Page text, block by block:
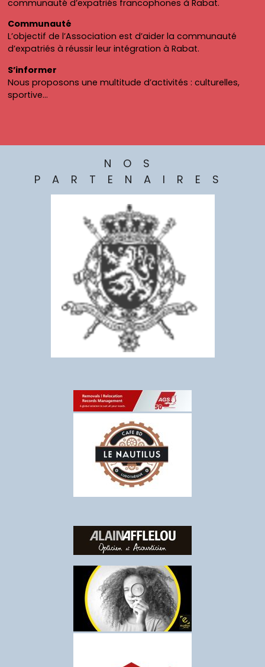
communauté d’expatriés francophones à Rabat.
Communauté
L’objectif de l’Association est d’aider la communauté
d’expatriés à réussir leur intégration à Rabat.
S’informer
Nous proposons une multitude d’activités : culturelles,
sportive…
NOS
PARTENAIRES